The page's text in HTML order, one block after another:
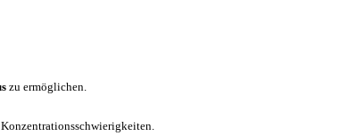
zu ermöglichen.